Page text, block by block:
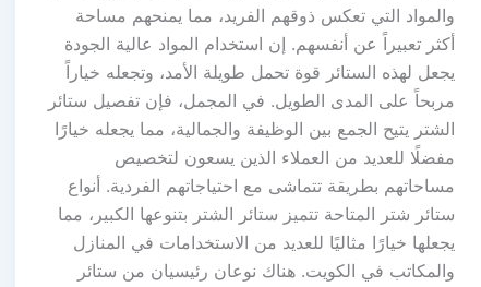
والمواد التي تعكس ذوقهم الفريد، مما يمنحهم مساحة
أكثر تعبيراً عن أنفسهم. إن استخدام المواد عالية الجودة
يجعل لهذه الستائر قوة تحمل طويلة الأمد، وتجعله خياراً
مربحاً على المدى الطويل. في المجمل، فإن تفصيل ستائر
الشتر يتيح الجمع بين الوظيفة والجمالية، مما يجعله خيارًا
مفضلًا للعديد من العملاء الذين يسعون لتخصيص
مساحاتهم بطريقة تتماشى مع احتياجاتهم الفردية. أنواع
ستائر شتر المتاحة تتميز ستائر الشتر بتنوعها الكبير، مما
يجعلها خيارًا مثاليًا للعديد من الاستخدامات في المنازل
والمكاتب في الكويت. هناك نوعان رئيسيان من ستائر